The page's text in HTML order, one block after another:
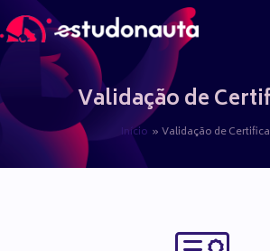
para
conteúdoValidação de
Início Validação de